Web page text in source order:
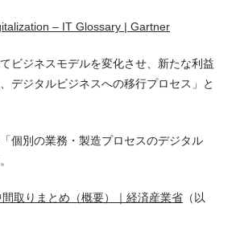
– IT Glossary | Gartner
ビジネスモデルを変化させ、新たな利益
デジタルビジネスへの移行プロセス」と
個別の業務・製造プロセスのデジタル
取りまとめ（概要）｜経済産業省 （以